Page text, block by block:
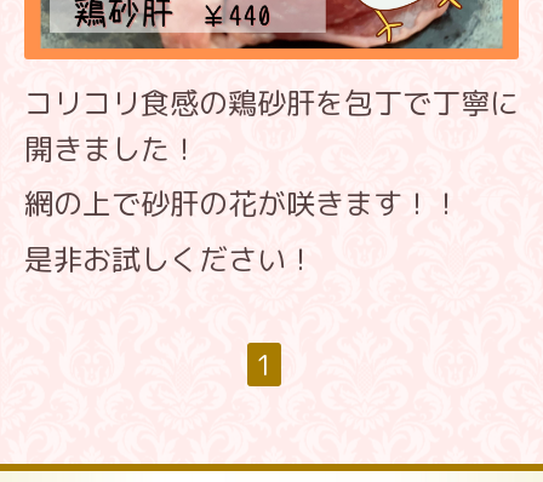
コリコリ食感の鶏砂肝を包丁で丁寧に
開きました！
網の上で砂肝の花が咲きます！！
是非お試しください！
1